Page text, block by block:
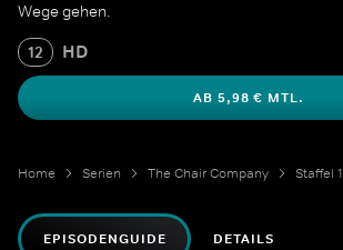
Wege gehen.
12 HD
AB 5,98 € MTL.
Home Serien The Chair Company Staffel 1
EPISODENGUIDE DETAILS